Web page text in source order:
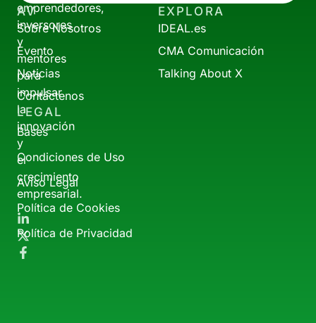
emprendedores,
inversores
y
mentores
para
impulsar
la
innovación
y
el
crecimiento
empresarial.
AV
Sobre Nosotros
Evento
Noticias
Contáctenos
EXPLORA
IDEAL.es
CMA Comunicación
Talking About X
LEGAL
Bases
Condiciones de Uso
Aviso Legal
Política de Cookies
Política de Privacidad